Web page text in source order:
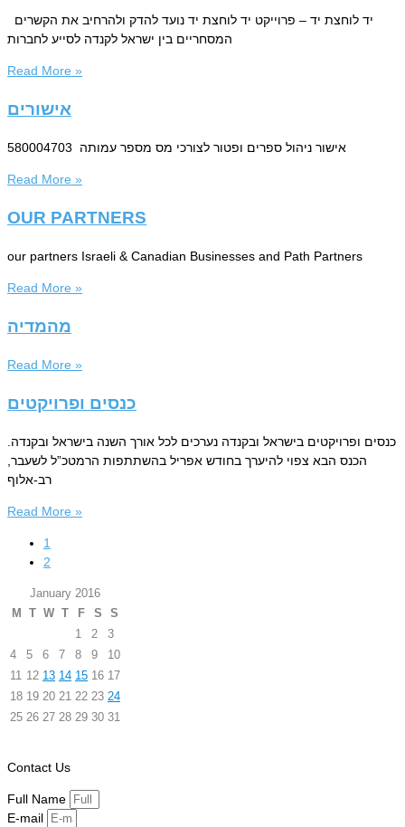
המסחריים בין ישראל לקנדה לסייע לחברות
Read More »
אישורים
אישור ניהול ספרים ופטור לצורכי מס מספר עמותה 580004703
Read More »
OUR PARTNERS
our partners Israeli & Canadian Businesses and Path Partners
Read More »
מהמדיה
Read More »
כנסים ופרויקטים
כנסים ופרויקטים בישראל ובקנדה נערכים לכל אורך השנה בישראל ובקנדה.
הכנס הבא צפוי להיערך בחודש אפריל בהשתתפות הרמטכ”ל לשעבר,
רב-אלוף
Read More »
1
2
January 2016
M
T W T F S
S
1
2
3
4
5 6 7 8 9
10
11 12 13 14 15 16 17
18 19 20 21 22 23 24
25 26 27 28 29 30 31
Contact Us
Full Name
E-mail